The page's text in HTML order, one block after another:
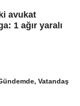
avukat
1 ağır yaralı
Vatandaş